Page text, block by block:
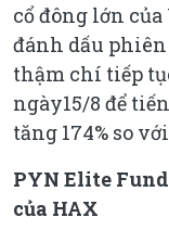
cổ đông lớn
đánh dấu
thậm chí tiếp
ngày15/8 để
tăng 174% so
PYN Elite
của HAX